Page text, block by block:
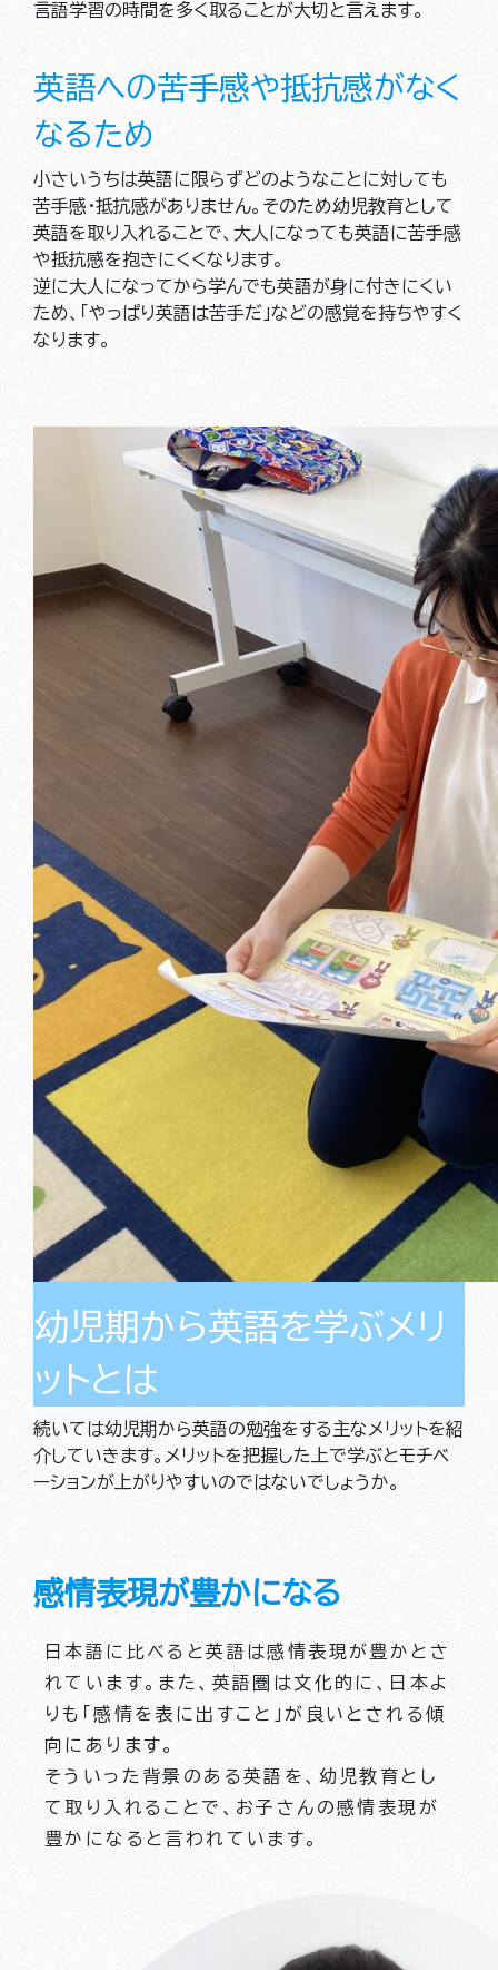
言語学習の時間を多く取ることが大切と言えます。
英語への苦手感や抵抗感がなく
なるため
小さいうちは英語に限らずどのようなことに対しても
苦手感・抵抗感がありません。そのため幼児教育として
英語を取り入れることで、大人になっても英語に苦手感
や抵抗感を抱きにくくなります。
逆に大人になってから学んでも英語が身に付きにくい
ため、「やっぱり英語は苦手だ」などの感覚を持ちやすく
なります。
幼児期から英語を学ぶメリ
ットとは
続いては幼児期から英語の勉強をする主なメリットを紹
介していきます。メリットを把握した上で学ぶとモチベ
ーションが上がりやすいのではないでしょうか。
感情表現が豊かになる
日本語に比べると英語は感情表現が豊かとさ
れています。また、英語圏は文化的に、日本よ
りも「感情を表に出すこと」が良いとされる傾
向にあります。
そういった背景のある英語を、幼児教育とし
て取り入れることで、お子さんの感情表現が
豊かになると言われています。